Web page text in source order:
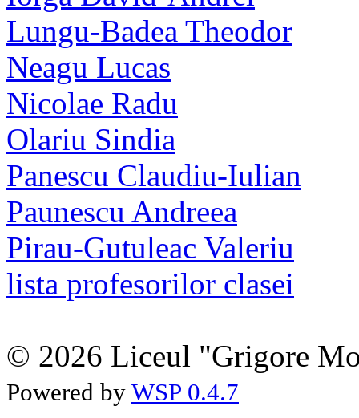
Lungu-Badea Theodor
Neagu Lucas
Nicolae Radu
Olariu Sindia
Panescu Claudiu-Iulian
Paunescu Andreea
Pirau-Gutuleac Valeriu
lista profesorilor clasei
© 2026 Liceul "Grigore
Powered by WSP 0.4.7